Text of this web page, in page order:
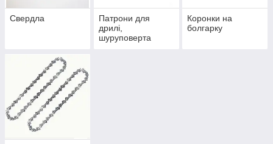
Свердла
Патрони для
дрилі,
шуруповерта
Коронки на
болгарку